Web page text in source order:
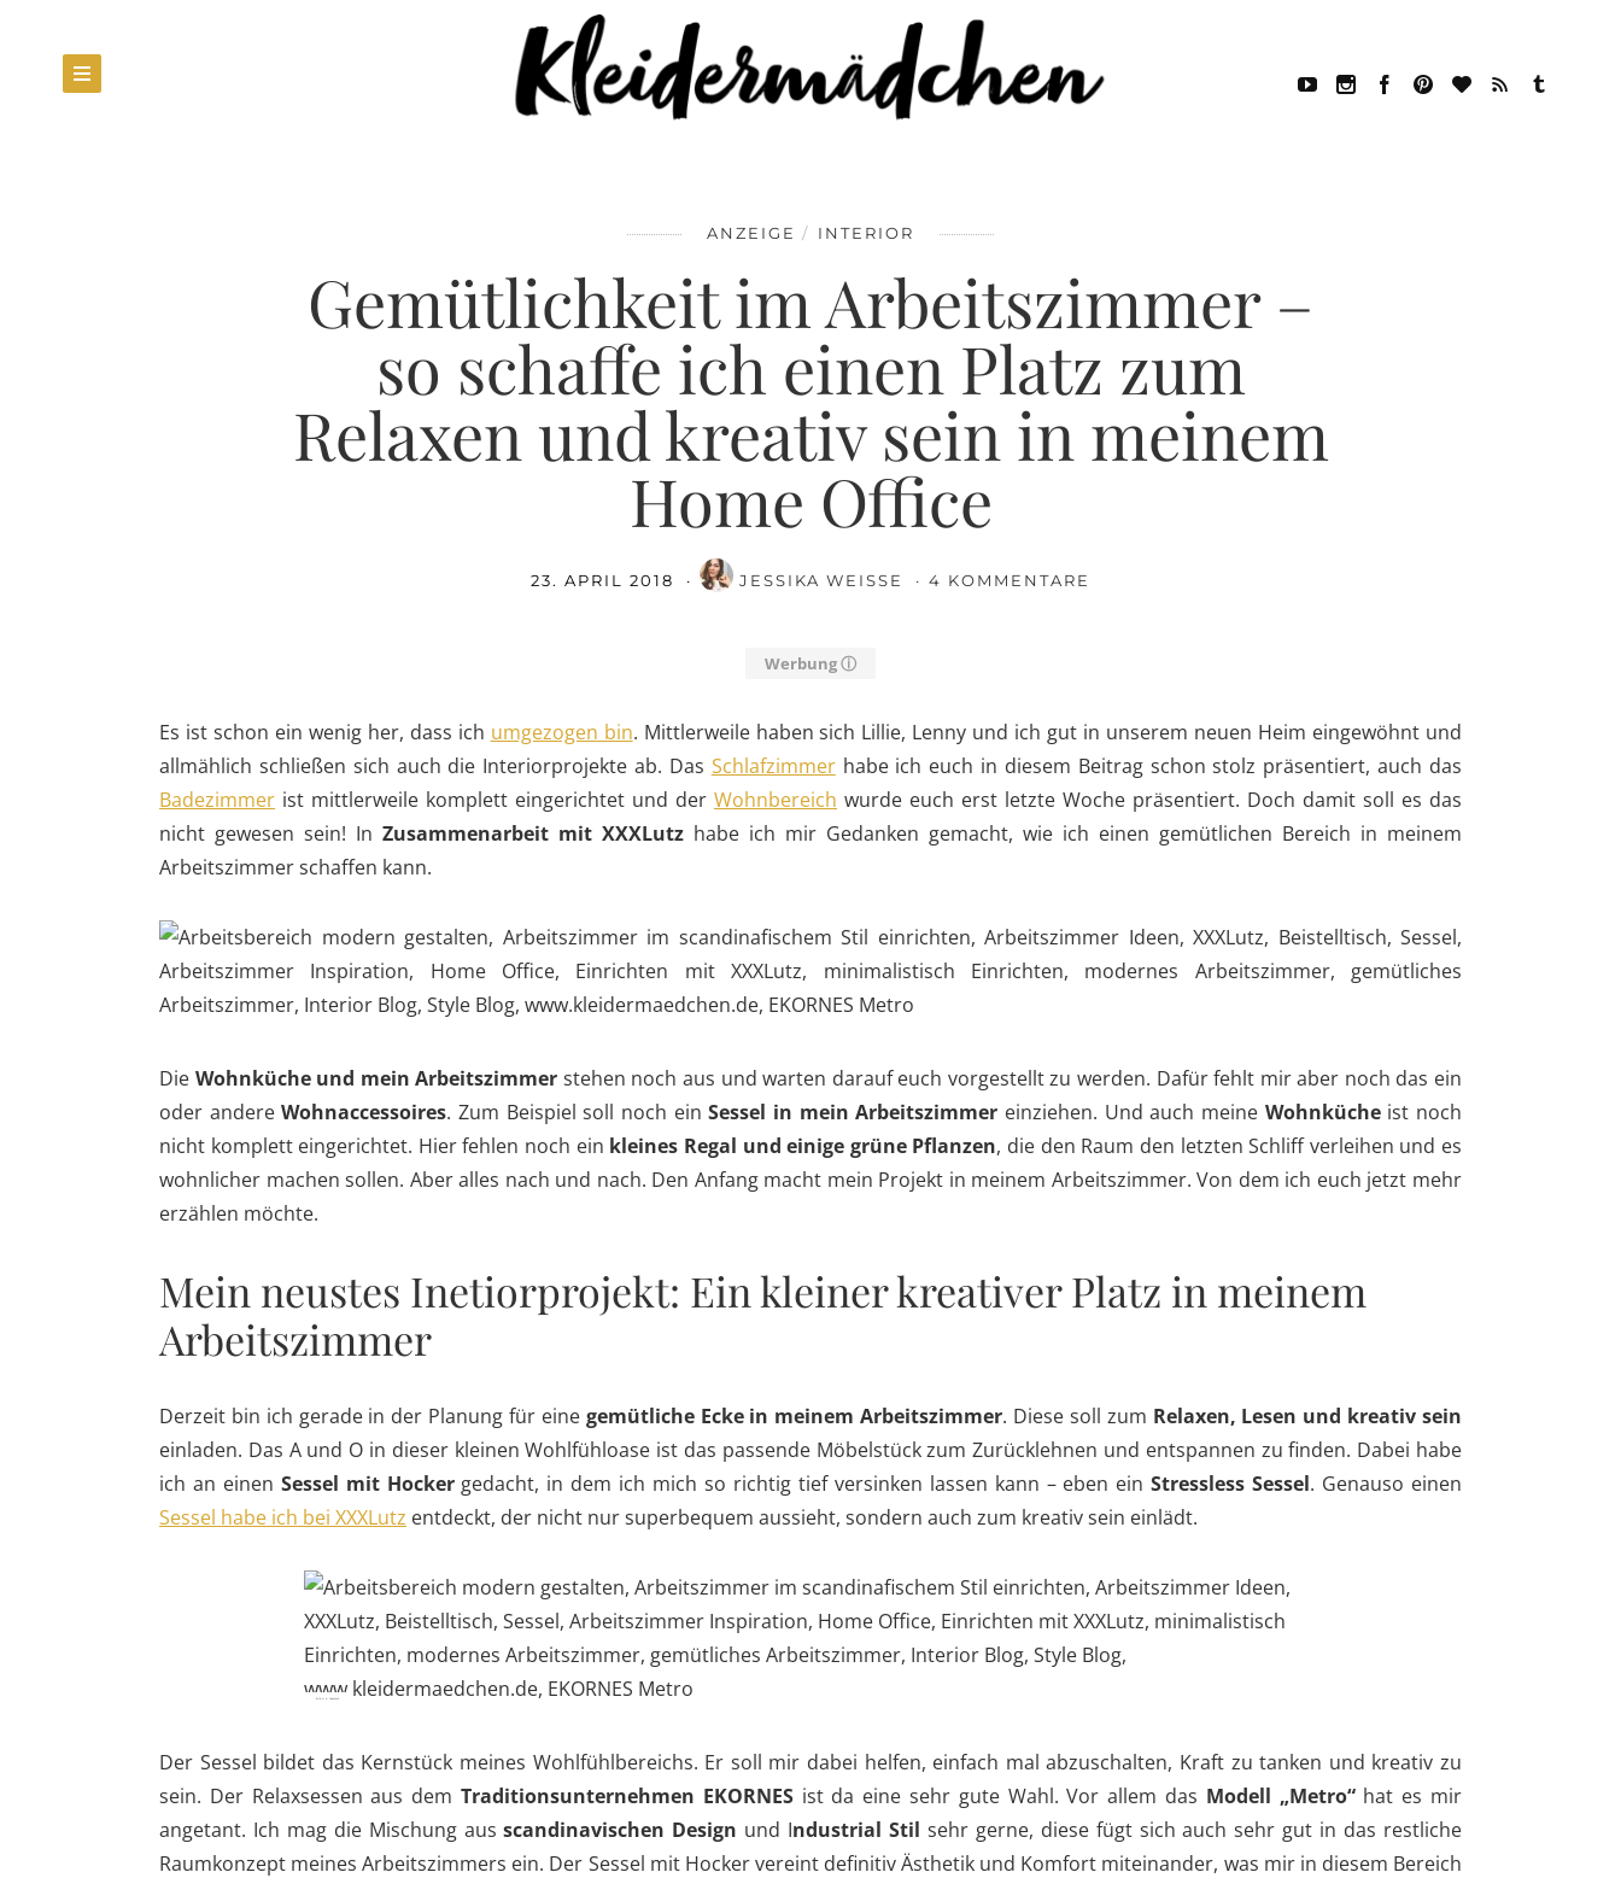
FACEBOOK SAVE
ANZEIGE INTERIOR
Gemütlichkeit im Arbeitszimmer –
so schaffe ich einen Platz zum
Relaxen und kreativ sein in meinem
Home Office
23. APRIL 2018 JESSIKA WEISSE 4 KOMMENTARE
Werbung ⓘ
Es ist schon ein wenig her, dass ich umgezogen bin. Mittlerweile haben sich Lillie, Lenny und ich gut in unserem neuen Heim eingewöhnt und
allmählich schließen sich auch die Interiorprojekte ab. Das Schlafzimmerhabe ich euch in diesem Beitrag schon stolz präsentiert, auch das
Badezimmer ist mittlerweile komplett eingerichtet und der Wohnbereich wurde euch erst letzte Woche präsentiert. Doch damit soll es das
nicht gewesen sein! In Zusammenarbeit mit XXXLutz habe ich mir Gedanken gemacht, wie ich einen gemütlichen Bereich in meinem
Arbeitszimmer schaffen kann.
Die Wohnküche und mein Arbeitszimmer stehen noch aus und warten darauf euch vorgestellt zu werden. Dafür fehlt mir aber noch das ein
oder andereWohnaccessoires. Zum Beispiel soll noch einSessel in mein Arbeitszimmer einziehen. Und auch meine Wohnkücheist noch
nicht komplett eingerichtet. Hier fehlen noch ein kleines Regal und einige grüne Pflanzen, die den Raum den letzten Schliff verleihen und es
wohnlicher machen sollen. Aber alles nach und nach. Den Anfang macht mein Projekt in meinem Arbeitszimmer. Von dem ich euch jetzt mehr
erzählen möchte.
Mein neustes Inetiorprojekt: Ein kleiner kreativer Platz in meinem
Arbeitszimmer
Derzeit bin ich gerade in der Planung für eine gemütliche Ecke in meinem Arbeitszimmer. Diese soll zum Relaxen, Lesen und kreativ sein
einladen. Das A und O in dieser kleinen Wohlfühloase ist das passende Möbelstück zum Zurücklehnen und entspannen zu finden. Dabei habe
ich an einen Sessel mit Hockergedacht, in dem ich mich so richtig tief versinken lassen kann – eben einStressless Sessel. Genauso einen
Sessel habe ich bei XXXLutz entdeckt, der nicht nur superbequem aussieht, sondern auch zum kreativ sein einlädt.
Bild via: Unsplash
Der Sessel bildet das Kernstück meines Wohlfühlbereichs. Er soll mir dabei helfen, einfach mal abzuschalten, Kraft zu tanken und kreativ zu
sein. Der Relaxsessen aus dem Traditionsunternehmen EKORNESist da eine sehr gute Wahl. Vor allem das Modell „Metro“hat es mir
angetant. Ich mag die Mischung ausscandinavischen Design und Industrial Stil sehr gerne, diese fügt sich auch sehr gut in das restliche
Raumkonzept meines Arbeitszimmers ein. Der Sessel mit Hocker vereint definitiv Ästhetik und Komfort miteinander, was mir in diesem Bereich